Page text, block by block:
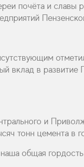
почёта и славы
вклад в развитие
и
тонн цемента в
общая гордость